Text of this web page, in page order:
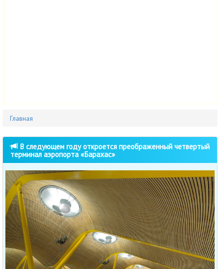
Главная
В следующем году откроется преображенный четвертый
терминал аэропорта «Барахас»